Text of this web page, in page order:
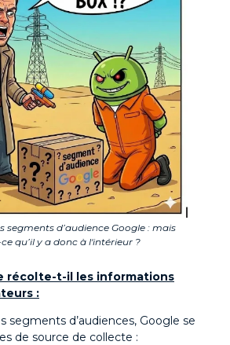
segments d’audience Google : mais
ce qu’il y a donc à l'intérieur ?
récolte-t-il les informations
:
segments d’audiences, Google se
de source de collecte :